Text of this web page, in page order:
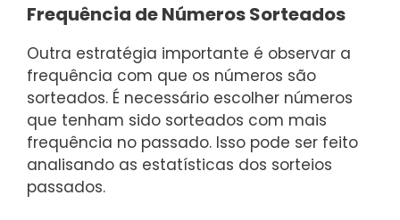
Frequência de Números Sorteados
Outra estratégia importante é observar a
frequência com que os números são
sorteados. É necessário escolher números
que tenham sido sorteados com mais
frequência no passado. Isso pode ser feito
analisando as estatísticas dos sorteios
passados.